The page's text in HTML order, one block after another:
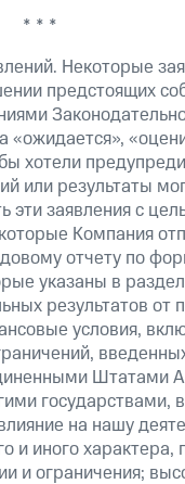
* * *
Некоторые
предстоящих
результаты
заявления с
Компания
отчету по
указаны в
результатов от
условия,
Штатами
государствами,
на нашу
и иного
и ограничения;